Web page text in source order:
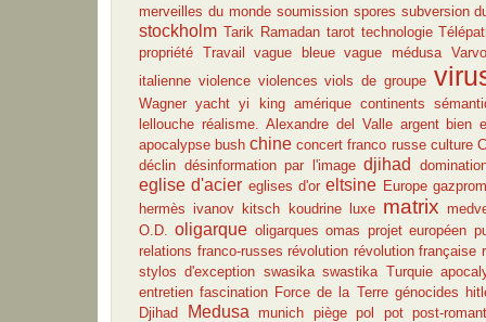
merveilles du monde soumission spores subversion
stockholm Tarik Ramadan tarot technologie
propriété Travail vague bleue vague médusa
italienne violence violences viols de groupe
Wagner yacht yi king amérique continents
lellouche réalisme. Alexandre del Valle argent bien
apocalypse bush chine concert franco russe culture
déclin désinformation par l'image djihad
eglise d'acier eglises d'or eltsine Europe gazprom
hermès ivanov kitsch koudrine luxe matrix
O.D.
oligarque oligarques omas projet européen
relations franco-russes révolution révolution française
stylos d'exception swasika swastika Turquie
entretien fascination Force de la Terre génocides
Djihad
Medusa munich piège pol pot post-